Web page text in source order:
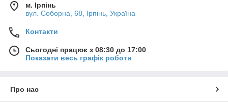
м. Ірпінь
вул. Соборна, 68, Ірпінь, Україна
Контакти
Сьогодні працює з 08:30 до 17:00
Показати весь графік роботи
Про нас